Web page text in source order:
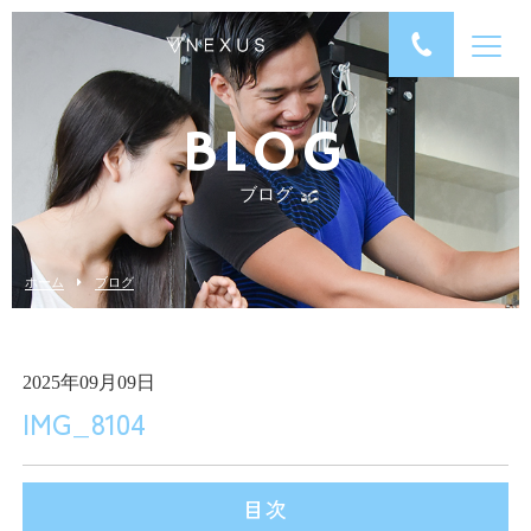
BLOG
ブログ
ホーム ブログ
2025年09月09日
IMG_8104
目次